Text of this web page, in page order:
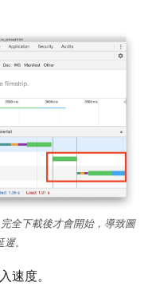
全下載後才會開始，導致圖
。
速度。